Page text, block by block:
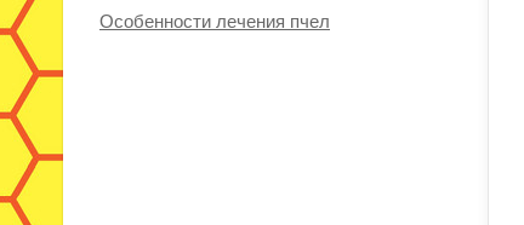
Особенности лечения пчел